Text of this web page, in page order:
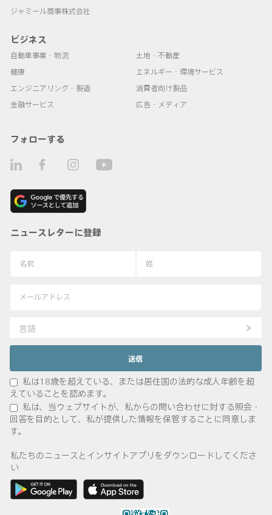
ジャミール商事株式会社
ビジネス
自動車事業・物流
健康
エンジニアリング・製造
金融サービス
土地・不動産
エネルギー・環境サービス
消費者向け製品
広告・メディア
フォローする
ニュースレターに登録
言語
私は18歳を超えている、または居住国の法的な成人年齢を超
えていることを認めます。
私は、当ウェブサイトが、私からの問い合わせに対する照会・
回答を目的として、私が提供した情報を保管することに同意しま
す。
私たちのニュースとインサイトアプリをダウンロードしてくださ
い